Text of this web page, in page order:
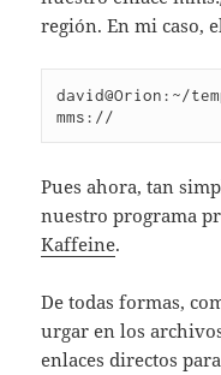
región. En mi caso,
david@Orion:~/
Pues ahora, tan
nuestro programa
Kaffeine.
De todas formas,
urgar en los
enlaces directos